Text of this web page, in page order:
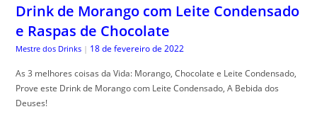
Drink de Morango com Leite Condensado
e Raspas de Chocolate
Mestre dos Drinks | 18 de fevereiro de 2022
As 3 melhores coisas da Vida: Morango, Chocolate e Leite Condensado,
Prove este Drink de Morango com Leite Condensado, A Bebida dos
Deuses!